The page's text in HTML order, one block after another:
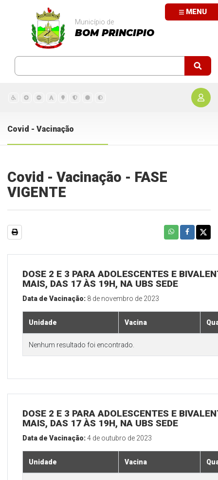
MENU
Município de
BOM PRINCIPIO
Covid - Vacinação
Covid - Vacinação - FASE
VIGENTE
DOSE 2 E 3 PARA ADOLESCENTES E
MAIS, DAS 17 ÀS 19H, NA UBS SEDE
Data de Vacinação: 8 de novembro de 2023
Unidade Vacina
Nenhum resultado foi encontrado.
DOSE 2 E 3 PARA ADOLESCENTES E
MAIS, DAS 17 ÀS 19H, NA UBS SEDE
Data de Vacinação:4 de outubro de 2023
Unidade Vacina